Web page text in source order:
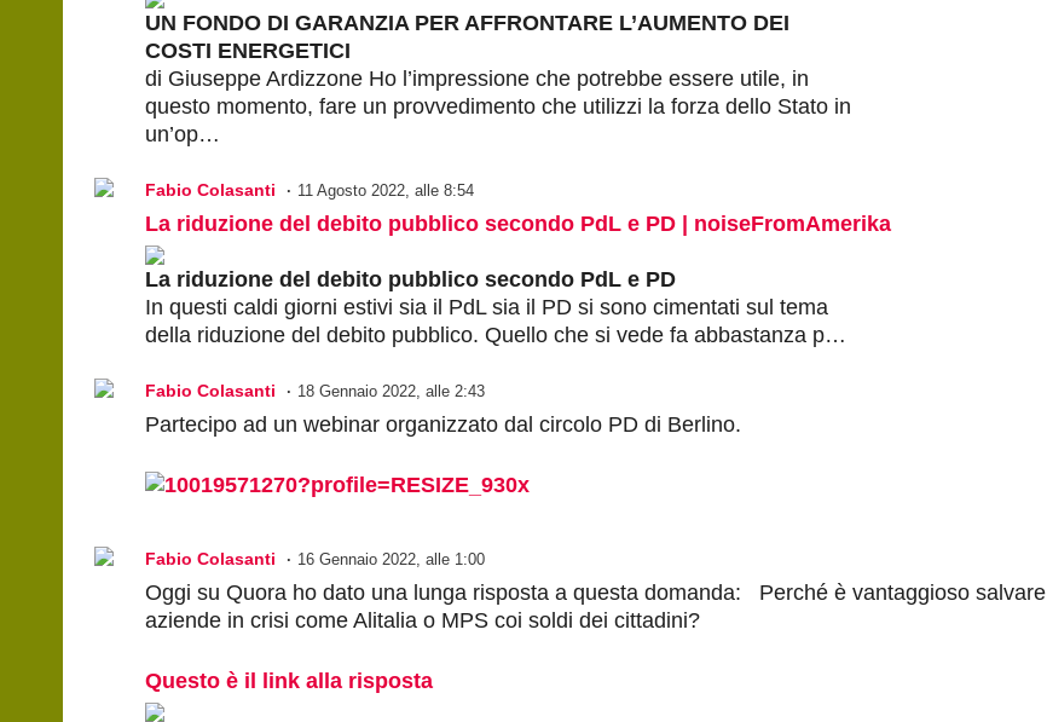
UN FONDO DI GARANZIA PER AFFRONTARE L’AUMENTO DEI
COSTI ENERGETICI
di Giuseppe Ardizzone Ho l’impressione che potrebbe essere utile, in
questo momento, fare un provvedimento che utilizzi la forza dello Stato in
un’op…
Fabio Colasanti 11 Agosto 2022, alle 8:54
La riduzione del debito pubblico secondo PdL e PD | noiseFromAmerika
La riduzione del debito pubblico secondo PdL e PD
In questi caldi giorni estivi sia il PdL sia il PD si sono cimentati sul tema
della riduzione del debito pubblico. Quello che si vede fa abbastanza p…
Fabio Colasanti 18 Gennaio 2022, alle 2:43
Partecipo ad un webinar organizzato dal circolo PD di Berlino.
Fabio Colasanti 16 Gennaio 2022, alle 1:00
Oggi su Quora ho dato una lunga risposta a questa domanda: Perché è vantaggioso salvare
aziende in crisi come Alitalia o MPS coi soldi dei cittadini?
Questo è il link alla risposta